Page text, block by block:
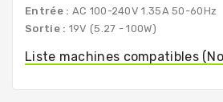
Entrée : AC 100-240V 1.35A 50-60Hz
Sortie : 19V (5.27 - 100W)
Liste machines compatibles